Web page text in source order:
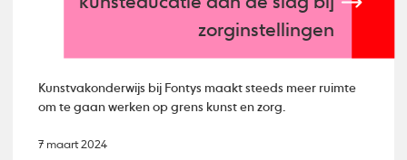
zorginstellingen
Kunstvakonderwijs bij Fontys maakt steeds meer ruimte
om te gaan werken op grens kunst en zorg.
7 maart 2024